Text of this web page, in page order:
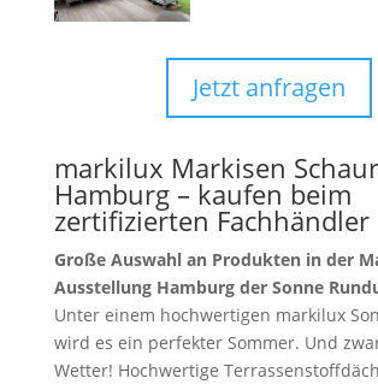
Jetzt anfragen
markilux Markisen
Hamburg – kaufen beim
zertifizierten Fachhändler
Große Auswahl an Produkten in der
Ausstellung Hamburg der Sonne
Unter einem hochwertigen markilux
wird es ein perfekter Sommer. Und
Wetter! Hochwertige